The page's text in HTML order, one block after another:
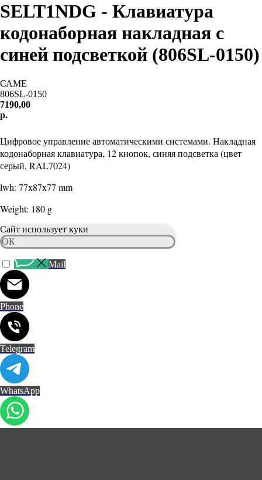
SELT1NDG - Клавиатура
кодонаборная накладная с
синей подсветкой (806SL-0150)
САМЕ
806SL-0150
7190,00
р.
Цифровое управление автоматическими системами. Накладная
кодонаборная клавиатура, 12 кнопок, синяя подсветка (цвет
серый, RAL7024)
lwh: 77x87x77 mm
Weight: 180 g
Сайт использует куки
ОК
Mail
Phone
Telegram
WhatsApp